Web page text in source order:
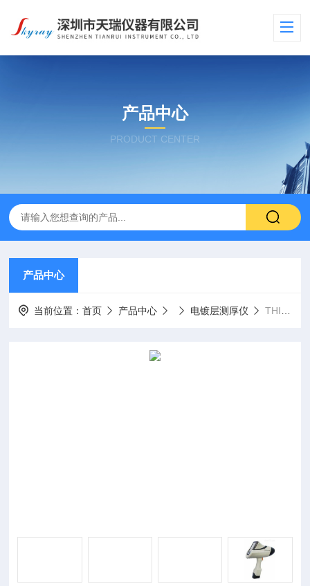
产品中心
PRODUCT CENTER
产品中心
当前位置：首页 产品中心 电镀层测厚仪 THICK8000五金镀层THICK8000测厚仪